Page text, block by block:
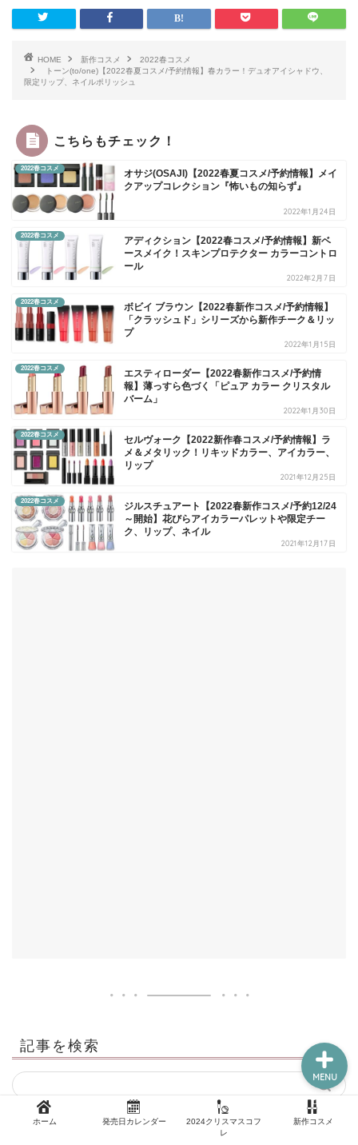
HOME 新作コスメ
2022春コスメ
トーン(to/one)【2022春夏コスメ/予約情報】春カラー！デュオアイシャドウ、
限定リップ、ネイルポリッシュ
こちらもチェック！
2022春コスメ
オサジ(OSAJI)【2022春夏コスメ/予約情報】メイ
クアップコレクション『怖いもの知らず』
2022年1月24日
2022春コスメ
アディクション【2022春コスメ/予約情報】新ベ
ースメイク！スキンプロテクター カラーコントロ
ール
2022年2月7日
2022春コスメ
ボビイ ブラウン【2022春新作コスメ/予約情報】
「クラッシュド」シリーズから新作チーク＆リッ
プ
2022年1月15日
2022春コスメ
エスティローダー【2022春新作コスメ/予約情
報】薄っすら色づく「ピュア カラー クリスタル
バーム」
2022年1月30日
2022春コスメ
セルヴォーク【2022新作春コスメ/予約情報】ラ
メ＆メタリック！リキッドカラー、アイカラー、
リップ
2021年12月25日
2022春コスメ
ジルスチュアート【2022春新作コスメ/予約12/24
～開始】花びらアイカラーパレットや限定チー
ク、リップ、ネイル
2021年12月17日
記事を検索
ホーム 発売日カレンダー
2024クリスマスコフ
レ
新作コスメ
MENU